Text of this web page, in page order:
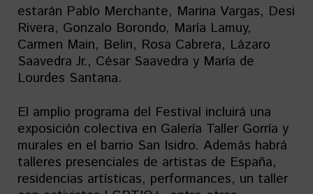
estarán Pablo Merchante, Marina Vargas, Desi
Rivera, Gonzalo Borondo, María Lamuy,
Carmen Main, Belin, Rosa Cabrera, Lázaro
Saavedra Jr., César Saavedra y María de
Lourdes Santana.
El amplio programa del Festival incluirá una
exposición colectiva en Galería Taller Gorría y
murales en el barrio San Isidro. Además habrá
talleres presenciales de artistas de España,
residencias artísticas, performances, un taller